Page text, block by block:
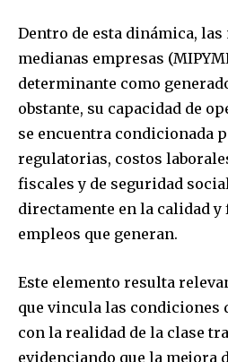
Dentro de esta dinámica,
medianas empresas
determinante como
obstante, su capacidad de
se encuentra condicionada
regulatorias, costos
fiscales y de seguridad
directamente en la calidad
empleos que generan.
Este elemento resulta
que vincula las condiciones
con la realidad de la clase
evidenciando que la mejora